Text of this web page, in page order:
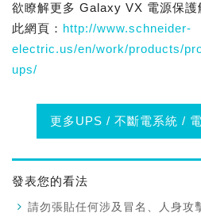
欲瞭解更多 Galaxy VX 電源保護
此網頁： http://www.schneider-
electric.us/en/work/products/
ups/
更多UPS / 不斷電系統 /
發表您的看法
請勿張貼任何涉及冒名、人身攻